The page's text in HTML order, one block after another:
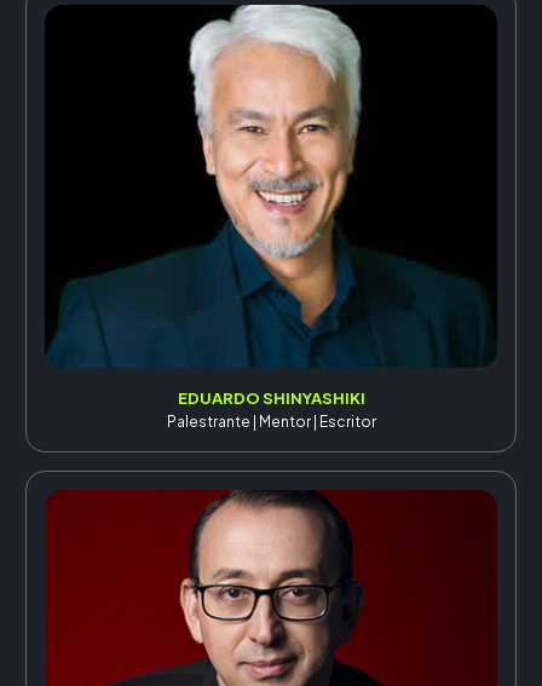
EDUARDO SHINYASHIKI
Palestrante | Mentor | Escritor